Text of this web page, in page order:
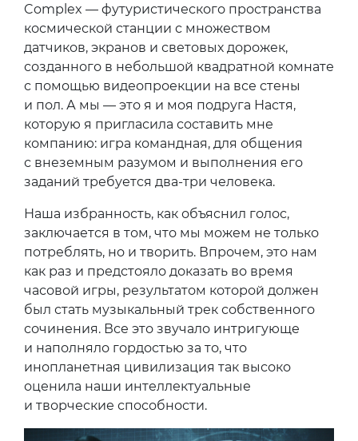
Complex — футуристического пространства
космической станции с множеством
датчиков, экранов и световых дорожек,
созданного в небольшой квадратной комнате
с помощью видеопроекции на все стены
и пол. А мы — это я и моя подруга Настя,
которую я пригласила составить мне
компанию: игра командная, для общения
с внеземным разумом и выполнения его
заданий требуется два-три человека.
Наша избранность, как объяснил голос,
заключается в том, что мы можем не только
потреблять, но и творить. Впрочем, это нам
как раз и предстояло доказать во время
часовой игры, результатом которой должен
был стать музыкальный трек собственного
сочинения. Все это звучало интригующе
и наполняло гордостью за то, что
инопланетная цивилизация так высоко
оценила наши интеллектуальные
и творческие способности.